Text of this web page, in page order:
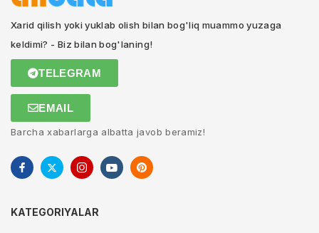
Xarid qilish yoki yuklab olish bilan bog'liq muammo yuzaga
keldimi? - Biz bilan bog'laning!
TELEGRAM
EMAIL
Barcha xabarlarga albatta javob beramiz!
KATEGORIYALAR